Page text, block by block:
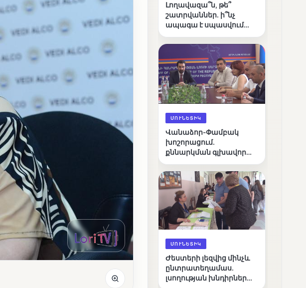
Լողավազա՞ն, թե՞
շատրվաններ. ի՞նչ
ապագա է սպասվում
լճին
ՄՈՒՆԵՏԻԿ
Վանաձոր-Փամբակ
խոշորացում.
քննարկման գլխավոր
կառավարո՞ւմ, թե՞
քաղաքական նպատակ
ՄՈՒՆԵՏԻԿ
Ժեստերի լեզվից մինչև
ընտրատեղամաս.
լսողության խնդիրներ